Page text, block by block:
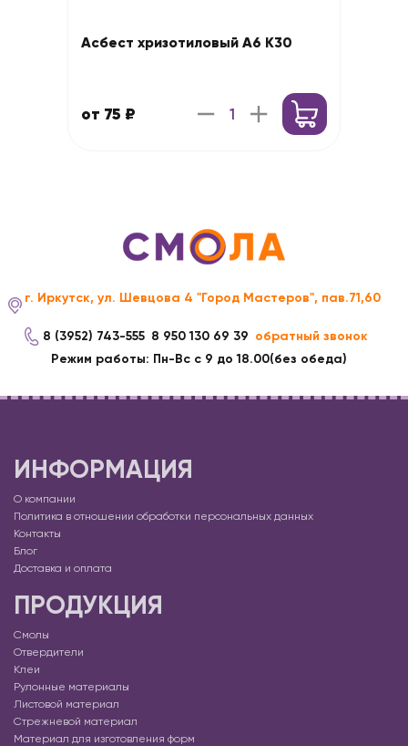
Асбест хризотиловый А6 К30
от 75 ₽
г. Иркутск, ул. Шевцова 4 "Город Мастеров", пав.71,60
8 (3952) 743-555 8 950 130 69 39 обратный звонок
Режим работы: Пн-Вс с 9 до 18.00(без обеда)
ИНФОРМАЦИЯ
О компании
Политика в отношении обработки персональных данных
Контакты
Блог
Доставка и оплата
ПРОДУКЦИЯ
Смолы
Отвердители
Клеи
Рулонные материалы
Листовой материал
Стрежневой материал
Материал для изготовления форм